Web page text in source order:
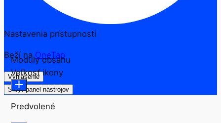
Nastavenia prístupnosti
Beží naOneTap
Vyhlásenie
Skryť panel nástrojov
Moduly obsahu
Veľkosť ikony
Predvolené